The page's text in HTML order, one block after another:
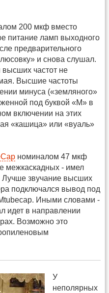
200 мкф вместо
питание ламп выходного
предварительного
и снова слушал.
высших частот не
Высшие частоты
минуса («земляного»
под буквой «M» в
включении на этих
«кашица» или «вуаль»
номиналом 47 мкф
межкаскадных - имел
Лучше звучание высших
подключался вывод под
Иными словами -
идет в направлении
Возможно это
У
неполярных